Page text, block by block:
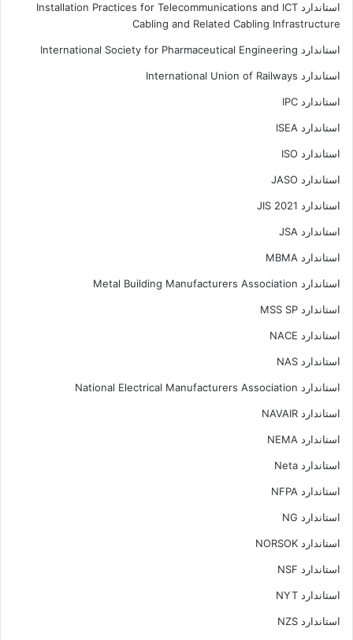
استاندارد Installation Practices for Telecommunications and ICT
Cabling and Related Cabling Infrastructure
استاندارد International Society for Pharmaceutical Engineering
استاندارد International Union of Railways
استاندارد IPC
استاندارد ISEA
استاندارد ISO
استاندارد JASO
استاندارد JIS 2021
استاندارد JSA
استاندارد MBMA
استاندارد Metal Building Manufacturers Association
استاندارد MSS SP
استاندارد NACE
استاندارد NAS
استاندارد National Electrical Manufacturers Association
استاندارد NAVAIR
استاندارد NEMA
استاندارد Neta
استاندارد NFPA
استاندارد NG
استاندارد NORSOK
استاندارد NSF
استاندارد NYT
استاندارد NZS